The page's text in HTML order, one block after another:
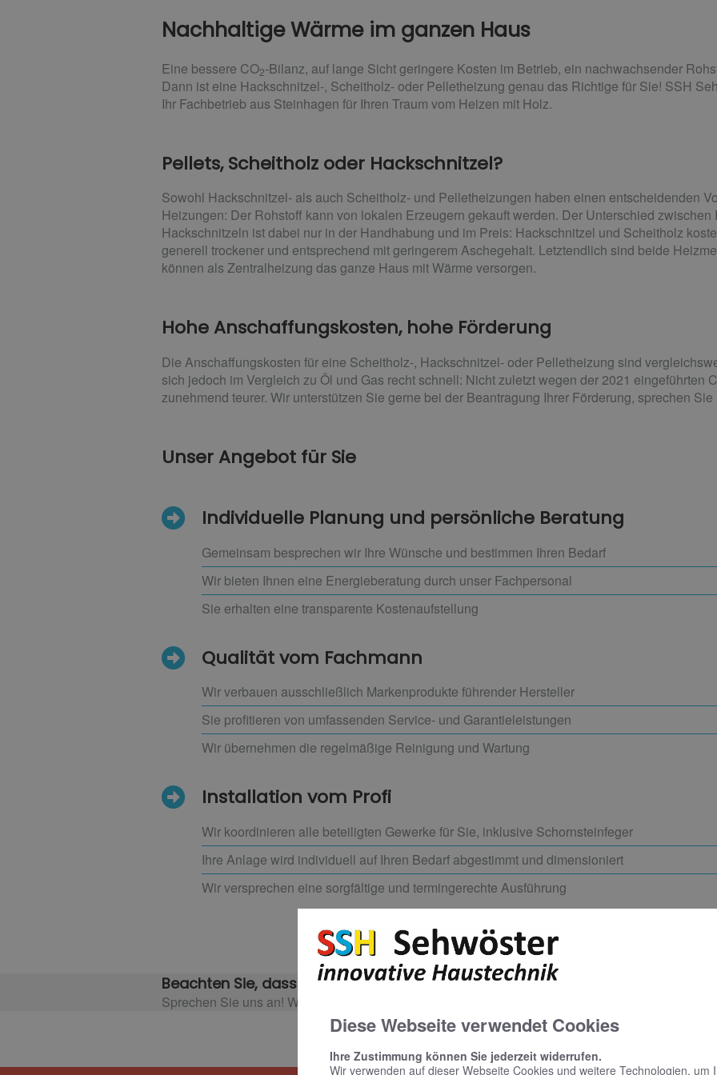
Nachhaltige Wärme im ganzen Haus
Eine bessere CO2-Bilanz, auf lange Sicht geringere Kosten im Betrieb, ein nachwachsender
Dann ist eine Hackschnitzel-, Scheitholz- oder Pelletheizung genau das Richtige für Sie! SSH
Ihr Fachbetrieb aus Steinhagen für Ihren Traum vom Heizen mit Holz.
Pellets, Scheitholz oder Hackschnitzel?
Sowohl Hackschnitzel- als auch Scheitholz- und Pelletheizungen haben einen entscheidenden
Heizungen: Der Rohstoff kann von lokalen Erzeugern gekauft werden. Der Unterschied
Hackschnitzeln ist dabei nur in der Handhabung und im Preis: Hackschnitzel und Scheitholz
generell trockener und entsprechend mit geringerem Aschegehalt. Letztendlich sind beide
können als Zentralheizung das ganze Haus mit Wärme versorgen.
Hohe Anschaffungskosten, hohe Förderung
Die Anschaffungskosten für eine Scheitholz-, Hackschnitzel- oder Pelletheizung sind
sich jedoch im Vergleich zu Öl und Gas recht schnell: Nicht zuletzt wegen der 2021 eingeführten
zunehmend teurer. Wir unterstützen Sie gerne bei der Beantragung Ihrer Förderung, sprechen
Unser Angebot für Sie
Individuelle Planung und persönliche Beratung
Gemeinsam besprechen wir Ihre Wünsche und bestimmen Ihren Bedarf
Wir bieten Ihnen eine Energieberatung durch unser Fachpersonal
Sie erhalten eine transparente Kostenaufstellung
Qualität vom Fachmann
Wir verbauen ausschließlich Markenprodukte führender Hersteller
Sie profitieren von umfassenden Service- und Garantieleistungen
Wir übernehmen die regelmäßige Reinigung und Wartung
Installation vom Profi
Wir koordinieren alle beteiligten Gewerke für Sie, inklusive Schornsteinfeger
Ihre Anlage wird individuell auf Ihren Bedarf abgestimmt und dimensioniert
Wir versprechen eine sorgfältige und termingerechte Ausführung
Beachten Sie, dass es eventuell Fördermöglichkeiten gibt.
Sprechen Sie uns an! Wir informieren Sie.​
Diese Webseite verwendet Cookies
Ihre Zustimmung können Sie jederzeit widerrufen.
Wir verwenden auf dieser Webseite Cookies und weitere Technologien, um